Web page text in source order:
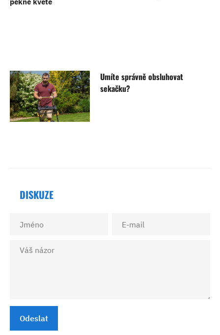
Umíte správně obsluhovat
sekačku?
DISKUZE
Odeslat